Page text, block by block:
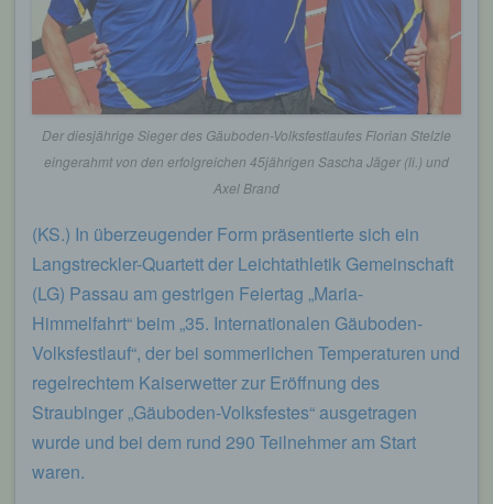
Der diesjährige Sieger des Gäuboden-Volksfestlaufes Florian Stelzle
eingerahmt von den erfolgreichen 45jährigen Sascha Jäger (li.) und
Axel Brand
(KS.) In überzeugender Form präsentierte sich ein
Langstreckler-Quartett der Leichtathletik Gemeinschaft
(LG) Passau am gestrigen Feiertag „Maria-
Himmelfahrt“ beim „35. Internationalen Gäuboden-
Volksfestlauf“, der bei sommerlichen Temperaturen und
regelrechtem Kaiserwetter zur Eröffnung des
Straubinger „Gäuboden-Volksfestes“ ausgetragen
wurde und bei dem rund 290 Teilnehmer am Start
waren.
eines Cyberangriffes die zur Strafverfolgung
notwendigen Informationen bereitzustellen. Diese
anonym erhobenen Daten und Informationen
werden durch uns daher einerseits statistisch und
ferner mit dem Ziel ausgewertet, den Datenschutz
und die Datensicherheit in unserem Unternehmen
zu erhöhen, um letztlich ein optimales
Schutzniveau für die von uns verarbeiteten
personenbezogenen Daten sicherzustellen. Die
getrennt von allen durch eine betroffene Person
gespeichert.
Registrierung auf unserer Internetseite
Die betroffene Person hat die Möglichkeit, sich auf
der Internetseite des für die Verarbeitung
Verantwortlichen unter Angabe von
personenbezogenen Daten zu registrieren.
Welche personenbezogenen Daten dabei an den
werden, ergibt sich aus der jeweiligen